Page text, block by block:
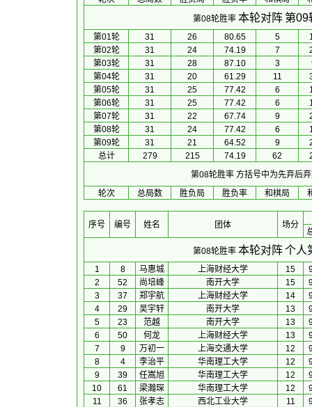
第08轮胜率 本轮对阵 第09
第01轮 31 26 80.65 5
第02轮
31 24 74.19 7
第03轮
31 28 87.10 3
第04轮
31 20 61.29 11
第05轮
31 25 77.42 6
第06轮
31 25 77.42 6
第07轮
31 22 67.74 9
第08轮
31 24 77.42 6
第09轮
31 21 64.52 9
总计
279 215 74.19 62
第08轮胜率方括号中为先弃后
轮次
总局数 胜负局 胜负率 和棋局
序号 编号 姓名 团体 场分
第08轮胜率 本轮对阵个人
1 8 马惠城 上海财经大学 15
2
52 尚培峰 南开大学 15
3
37 郑宇航 上海财经大学 14
4
29 吴宇轩 南开大学 13
5
23 范越 南开大学 13
6
50 何龙 上海财经大学 13
7
9 万初一 上海交通大学 12
8
4 李治平 华南理工大学 12
9
39 任嵩旭 华南理工大学 12
10
61 梁瀚琛 华南理工大学 12
11
36 张孝志 西北工业大学 11